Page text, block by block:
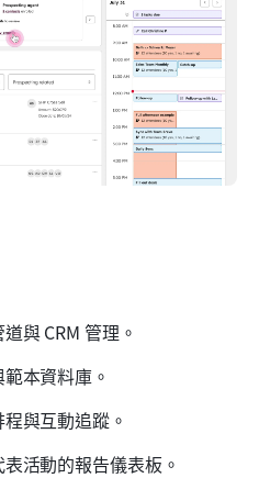
與 CRM 管理。
本資料庫。
與互動追蹤。
活動的報告儀表板。